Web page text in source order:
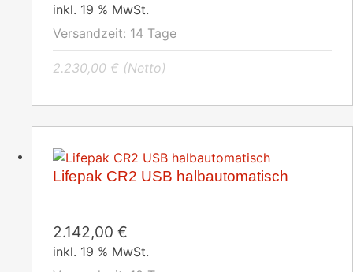
inkl. 19 % MwSt.
Versandzeit: 14 Tage
2.230,00 € (Netto)
Lifepak CR2 USB halbautomatisch
2.142,00 €
inkl. 19 % MwSt.